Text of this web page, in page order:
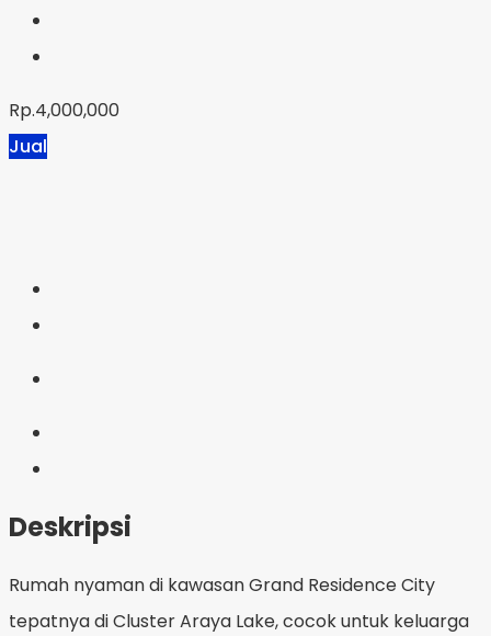
Rp.4,000,000
Jual
Deskripsi
Rumah nyaman di kawasan Grand Residence City
tepatnya di Cluster Araya Lake, cocok untuk keluarga